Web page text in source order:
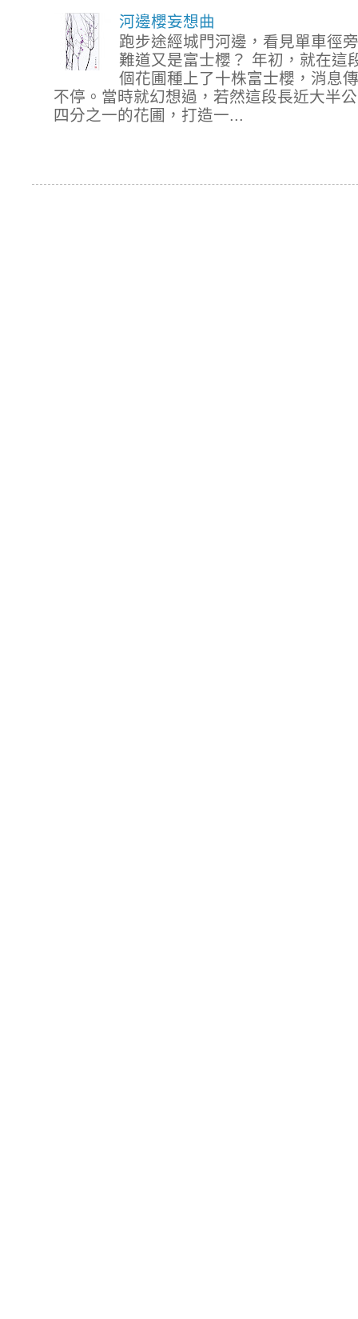
河邊櫻妄想曲
跑步途經城門河邊，看見單車徑
難道又是富士櫻？ 年初，就在這
個花圃種上了十株富士櫻，消息
不停。當時就幻想過，若然這段長近大半
四分之一的花圃，打造一...